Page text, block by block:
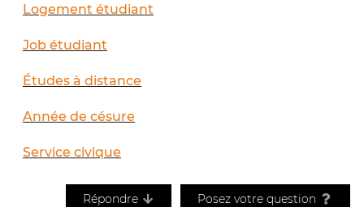
Logement étudiant
Job étudiant
Études à distance
Année de césure
Service civique
Répondre Posez votre question